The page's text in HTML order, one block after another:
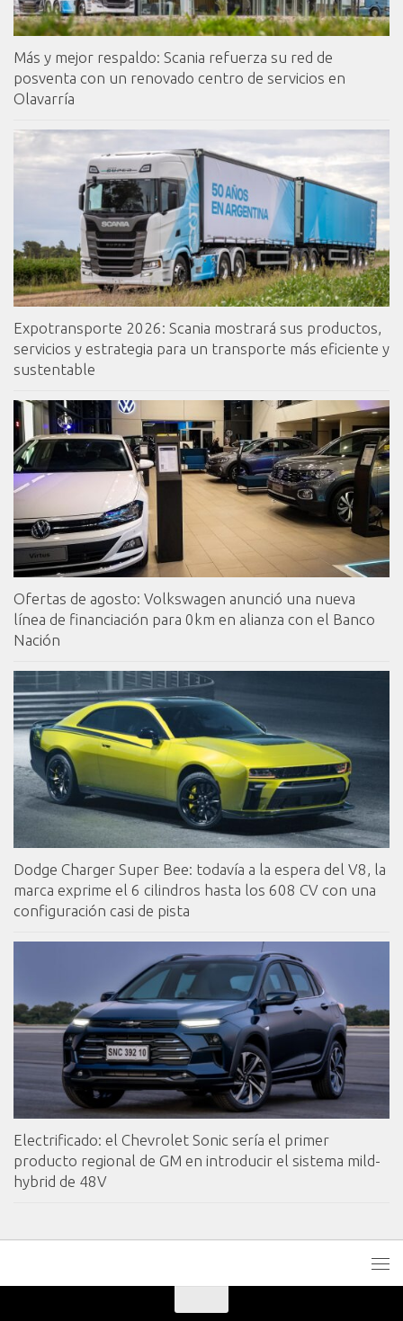
Más y mejor respaldo: Scania refuerza su red de
posventa con un renovado centro de servicios en
Olavarría
Expotransporte 2026: Scania mostrará sus productos,
servicios y estrategia para un transporte más eficiente y
sustentable
Ofertas de agosto: Volkswagen anunció una nueva
línea de financiación para 0km en alianza con el Banco
Nación
Dodge Charger Super Bee: todavía a la espera del V8, la
marca exprime el 6 cilindros hasta los 608 CV con una
configuración casi de pista
Electrificado: el Chevrolet Sonic sería el primer
producto regional de GM en introducir el sistema mild-
hybrid de 48V